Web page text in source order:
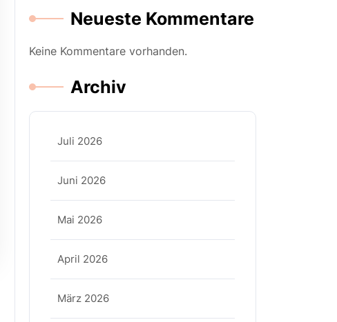
Neueste Kommentare
Keine Kommentare vorhanden.
Archiv
Juli 2026
Juni 2026
Mai 2026
April 2026
März 2026